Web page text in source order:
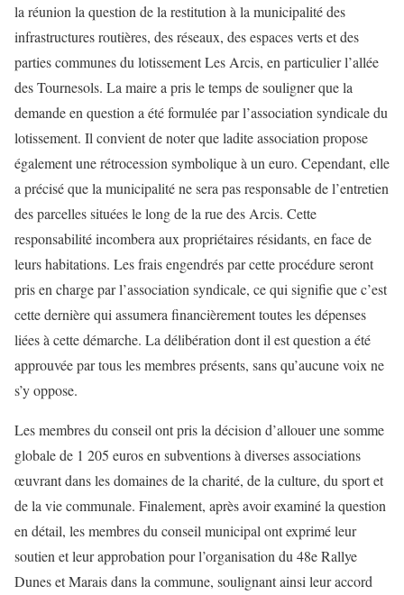
la réunion la question de la restitution à la municipalité des
infrastructures routières, des réseaux, des espaces verts et des
parties communes du lotissement Les Arcis, en particulier l’allée
des Tournesols. La maire a pris le temps de souligner que la
demande en question a été formulée par l’association syndicale du
lotissement. Il convient de noter que ladite association propose
également une rétrocession symbolique à un euro. Cependant, elle
a précisé que la municipalité ne sera pas responsable de l’entretien
des parcelles situées le long de la rue des Arcis. Cette
responsabilité incombera aux propriétaires résidants, en face de
leurs habitations. Les frais engendrés par cette procédure seront
pris en charge par l’association syndicale, ce qui signifie que c’est
cette dernière qui assumera financièrement toutes les dépenses
liées à cette démarche. La délibération dont il est question a été
approuvée par tous les membres présents, sans qu’aucune voix ne
s’y oppose.
Les membres du conseil ont pris la décision d’allouer une somme
globale de 1 205 euros en subventions à diverses associations
œuvrant dans les domaines de la charité, de la culture, du sport et
de la vie communale. Finalement, après avoir examiné la question
en détail, les membres du conseil municipal ont exprimé leur
soutien et leur approbation pour l’organisation du 48e Rallye
Dunes et Marais dans la commune, soulignant ainsi leur accord